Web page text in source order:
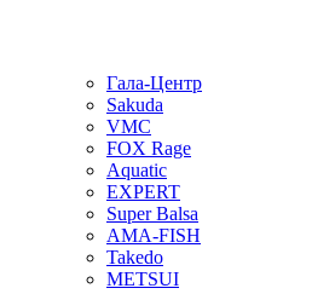
Гала-Центр
Sakuda
VMC
FOX Rage
Aquatic
EXPERT
Super Balsa
AMA-FISH
Takedo
METSUI